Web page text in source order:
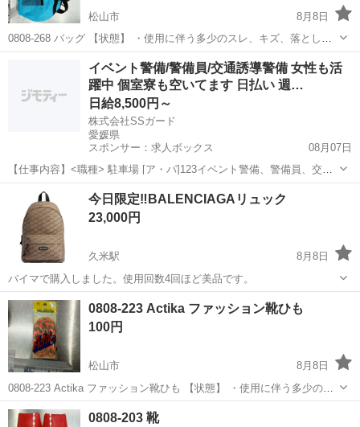
松山市
8月8日
0808-268 バッグ 【状態】 ・使用に伴う多少のスレ、キズ、落としき
れない汚れなどございます ・詳細は現地でご確認ください ・お値引き
は出来かねますのでご了承願います ※中古品のため、状態については
バッグ 現地
イベント警備/警備員/交通誘導警備 女性も活
躍中 個室寮も空いてます 日払い 週…
日給8,500円～
株式会社SSガード
愛媛県
スポンサー：求人ボックス
08月07日
【仕事内容】<職種> 駐車場 [ア・パ]123イベント警備、警備員、交通
誘導警備 <雇用形態> アルバイト・パート <給与> [ア・パ]1日給8,500
円～、2日給9,500円～、3日給10,380円～ 交通費:一部支給 規定内支...
アルバイト・パート
今日限定‼️BALENCIAGAリュック
23,000円
久米駅
8月8日
バイマで購入しました。使用回数4回ほど美品です。
愛媛 伊予郡
0808-223 Actika ファッション靴ひも
100円
松山市
8月8日
0808-223 Actika ファッション靴ひも 【状態】 ・使用に伴う多少のス
レ、キズ、落としきれない汚れなどございます ・詳細は現地でご確認
ください ・お値引きは出来かねますのでご了承願います ※中古...
愛媛 松山市 現地
0808-203 靴